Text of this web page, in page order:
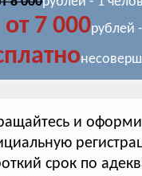
от 7 000рублей
и
срок по